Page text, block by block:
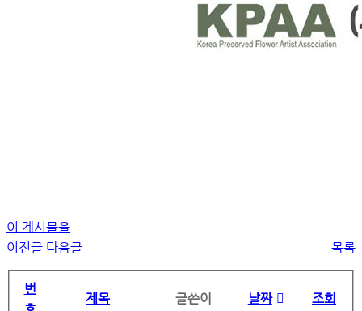
이 게시물을
이전글 다음글 목록
번
제목 글쓴이 날짜 조회